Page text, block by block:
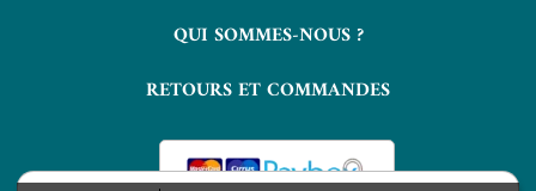
QUI SOMMES-NOUS ?
RETOURS ET COMMANDES